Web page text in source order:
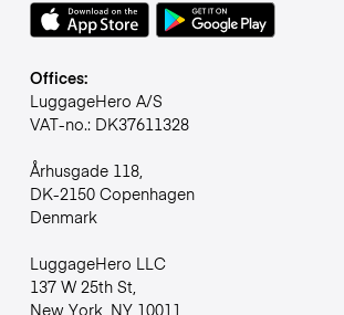
Offices:
LuggageHero A/S
VAT-no.: DK37611328
Århusgade 118,
DK-2150 Copenhagen
Denmark
LuggageHero LLC
137 W 25th St,
New York, NY 10011